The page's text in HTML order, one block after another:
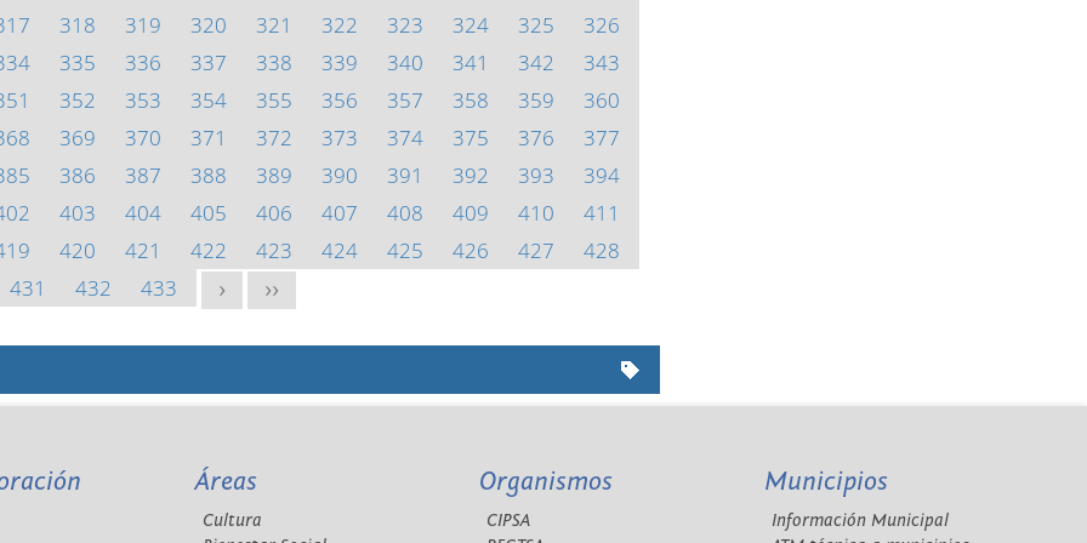
318 319 320 321 322 323 324 325
326
335 336 337 338 339 340 341 342
343
352 353 354 355 356 357 358 359
360
369 370 371 372 373 374 375 376
377
386 387 388 389 390 391 392 393
394
403 404 405 406 407 408 409 410
411
420 421 422 423 424 425 426 427
428
431
432 433 > >>
Áreas
Cultura
Organismos
CIPSA
Municipios
Información Municipal